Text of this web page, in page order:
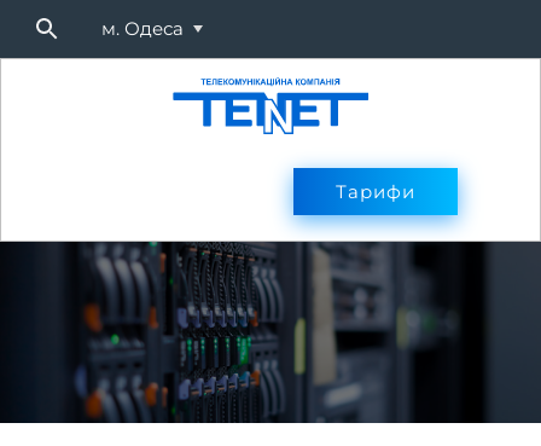
м. Одеса
Оплата
Тарифи